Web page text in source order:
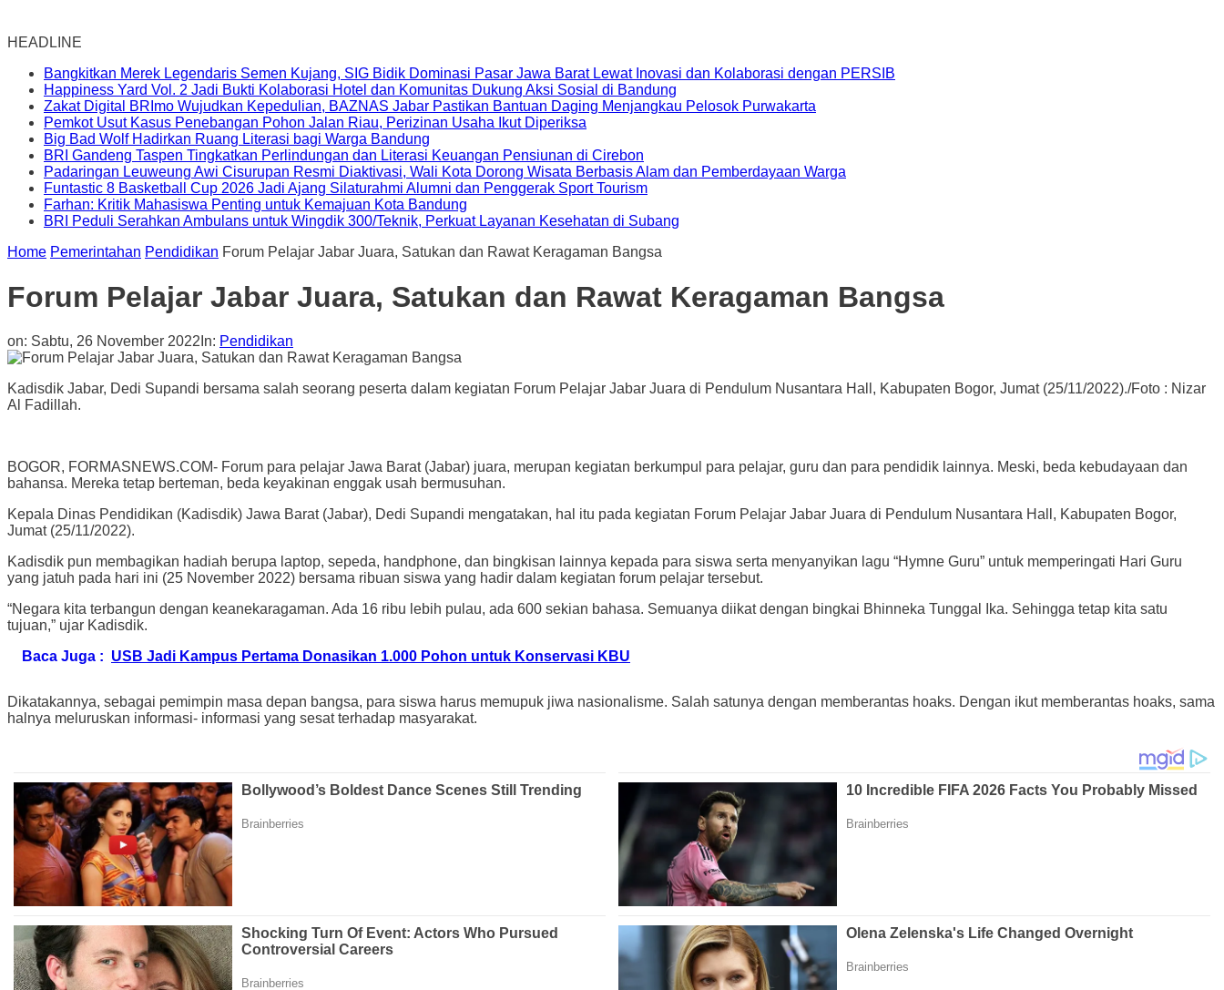
HEADLINE
Bangkitkan Merek Legendaris Semen Kujang, SIG Bidik Dominasi Pasar Jawa Barat Lewat Inovasi dan Kolaborasi dengan PERSIB
Happiness Yard Vol. 2 Jadi Bukti Kolaborasi Hotel dan Komunitas Dukung Aksi Sosial di Bandung
Zakat Digital BRImo Wujudkan Kepedulian, BAZNAS Jabar Pastikan Bantuan Daging Menjangkau Pelosok Purwakarta
Pemkot Usut Kasus Penebangan Pohon Jalan Riau, Perizinan Usaha Ikut Diperiksa
Big Bad Wolf Hadirkan Ruang Literasi bagi Warga Bandung
BRI Gandeng Taspen Tingkatkan Perlindungan dan Literasi Keuangan Pensiunan di Cirebon
Padaringan Leuweung Awi Cisurupan Resmi Diaktivasi, Wali Kota Dorong Wisata Berbasis Alam dan Pemberdayaan Warga
Funtastic 8 Basketball Cup 2026 Jadi Ajang Silaturahmi Alumni dan Penggerak Sport Tourism
Farhan: Kritik Mahasiswa Penting untuk Kemajuan Kota Bandung
BRI Peduli Serahkan Ambulans untuk Wingdik 300/Teknik, Perkuat Layanan Kesehatan di Subang
Home Pemerintahan Pendidikan Forum Pelajar Jabar Juara, Satukan dan Rawat Keragaman Bangsa
Forum Pelajar Jabar Juara, Satukan dan Rawat Keragaman Bangsa
on: Sabtu, 26 November 2022 In: Pendidikan
Kadisdik Jabar, Dedi Supandi bersama salah seorang peserta dalam kegiatan Forum Pelajar Jabar Juara di Pendulum Nusantara Hall, Kabupaten Bogor, Jumat (25/11/2022)./Foto : Nizar
Al Fadillah.
BOGOR, FORMASNEWS.COM- Forum para pelajar Jawa Barat (Jabar) juara, merupan kegiatan berkumpul para pelajar, guru dan para pendidik lainnya. Meski, beda kebudayaan dan
bahansa. Mereka tetap berteman, beda keyakinan enggak usah bermusuhan.
Kepala Dinas Pendidikan (Kadisdik) Jawa Barat (Jabar), Dedi Supandi mengatakan, hal itu pada kegiatan Forum Pelajar Jabar Juara di Pendulum Nusantara Hall, Kabupaten Bogor,
Jumat (25/11/2022).
Kadisdik pun membagikan hadiah berupa laptop, sepeda, handphone, dan bingkisan lainnya kepada para siswa serta menyanyikan lagu “Hymne Guru” untuk memperingati Hari Guru
yang jatuh pada hari ini (25 November 2022) bersama ribuan siswa yang hadir dalam kegiatan forum pelajar tersebut.
“Negara kita terbangun dengan keanekaragaman. Ada 16 ribu lebih pulau, ada 600 sekian bahasa. Semuanya diikat dengan bingkai Bhinneka Tunggal Ika. Sehingga tetap kita satu
tujuan,” ujar Kadisdik.
Baca Juga : USB Jadi Kampus Pertama Donasikan 1.000 Pohon untuk Konservasi KBU
Dikatakannya, sebagai pemimpin masa depan bangsa, para siswa harus memupuk jiwa nasionalisme. Salah satunya dengan memberantas hoaks. Dengan ikut memberantas hoaks, sama
halnya meluruskan informasi- informasi yang sesat terhadap masyarakat.